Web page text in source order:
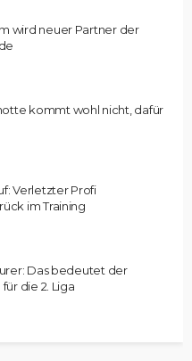
wird neuer Partner der
kommt wohl nicht, dafür
Verletzter Profi
im Training
Das bedeutet der
die 2. Liga